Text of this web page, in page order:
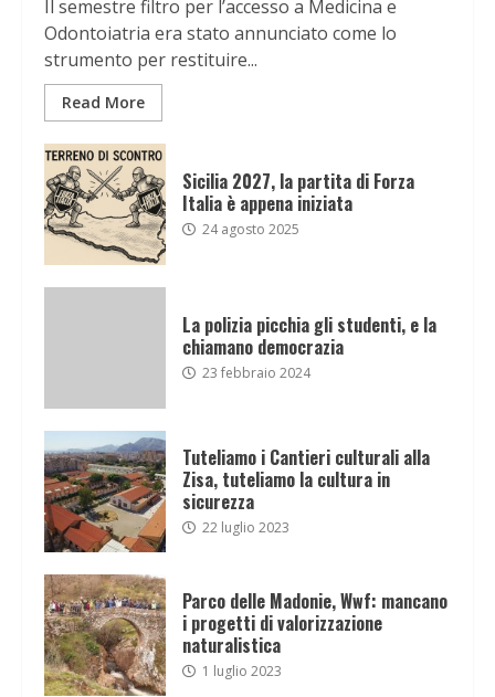
Il semestre filtro per l’accesso a Medicina e
Odontoiatria era stato annunciato come lo
strumento per restituire...
Read More
Sicilia 2027, la partita di Forza
Italia è appena iniziata
24 agosto 2025
La polizia picchia gli studenti, e la
chiamano democrazia
23 febbraio 2024
Tuteliamo i Cantieri culturali alla
Zisa, tuteliamo la cultura in
sicurezza
22 luglio 2023
Parco delle Madonie, Wwf: mancano
i progetti di valorizzazione
naturalistica
1 luglio 2023